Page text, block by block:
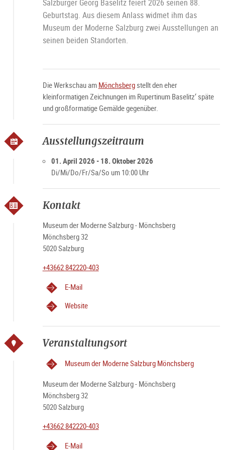
Salzburger Georg Baselitz feiert 2026 seinen 88.
Geburtstag. Aus diesem Anlass widmet ihm das
Museum der Moderne Salzburg zwei Ausstellungen an
seinen beiden Standorten.
Die Werkschau am Mönchsbergstellt den eher
kleinformatigen Zeichnungen im Rupertinum Baselitz‘ späte
und großformatige Gemälde gegenüber.
Ausstellungszeitraum
01. April 2026 - 18. Oktober 2026
Di/Mi/Do/Fr/Sa/So um 10:00 Uhr
Kontakt
Museum der Moderne Salzburg - Mönchsberg
Mönchsberg 32
5020 Salzburg
+43662 842220-403
E-Mail
Website
Veranstaltungsort
Museum der Moderne Salzburg Mönchsberg
Museum der Moderne Salzburg - Mönchsberg
Mönchsberg 32
5020 Salzburg
+43662 842220-403
E-Mail